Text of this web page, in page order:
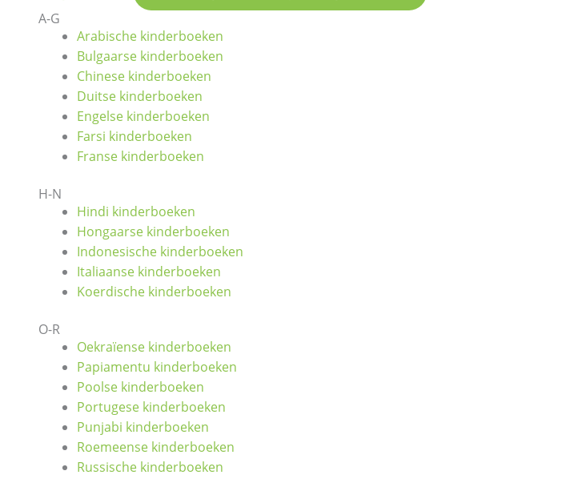
A-G
Arabische kinderboeken
Bulgaarse kinderboeken
Chinese kinderboeken
Duitse kinderboeken
Engelse kinderboeken
Farsi kinderboeken
Franse kinderboeken
H-N
Hindi kinderboeken
Hongaarse kinderboeken
Indonesische kinderboeken
Italiaanse kinderboeken
Koerdische kinderboeken
O-R
Oekraïense kinderboeken
Papiamentu kinderboeken
Poolse kinderboeken
Portugese kinderboeken
Punjabi kinderboeken
Roemeense kinderboeken
Russische kinderboeken